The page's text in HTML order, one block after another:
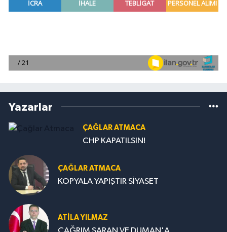
Yazarlar
ÇAĞLAR ATMACA
CHP KAPATILSIN!
ÇAĞLAR ATMACA
KOPYALA YAPIŞTIR SİYASET
ATILA YILMAZ